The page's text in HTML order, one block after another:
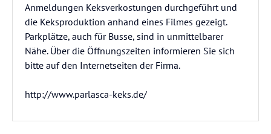
Anmeldungen Keksverkostungen durchgeführt und
die Keksproduktion anhand eines Filmes gezeigt.
Parkplätze, auch für Busse, sind in unmittelbarer
Nähe. Über die Öffnungszeiten informieren Sie sich
bitte auf den Internetseiten der Firma.
http://www.parlasca-keks.de/